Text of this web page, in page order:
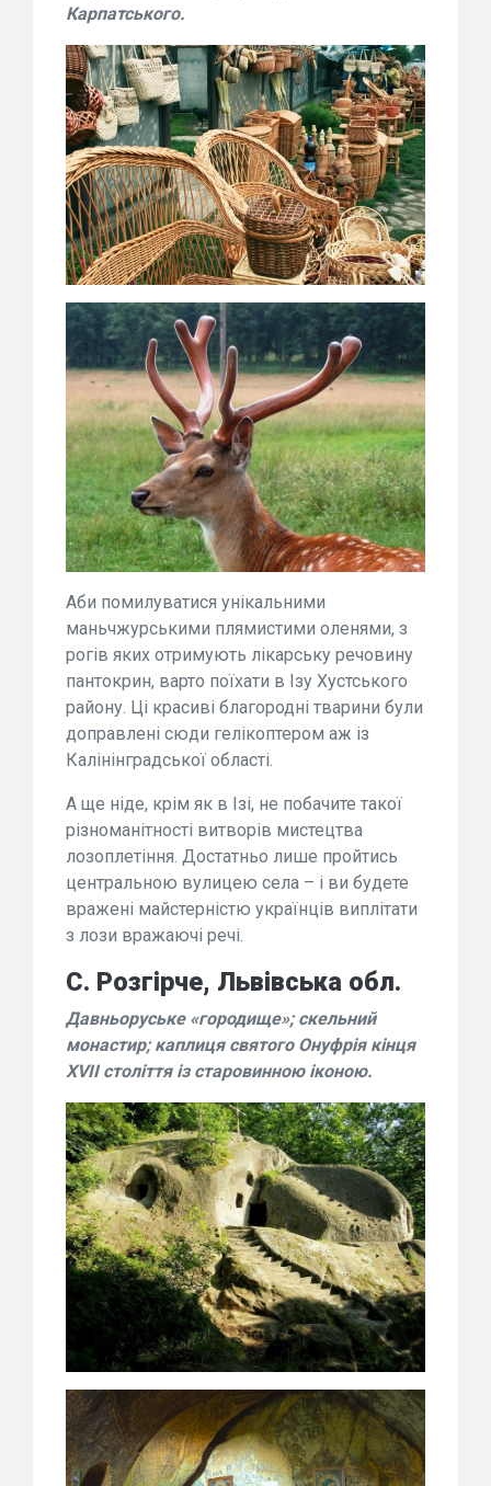
Карпатського.
Аби помилуватися унікальними
маньчжурськими плямистими оленями, з
рогів яких отримують лікарську речовину
пантокрин, варто поїхати в Ізу Хустського
району. Ці красиві благородні тварини були
доправлені сюди гелікоптером аж із
Калінінградської області.
А ще ніде, крім як в Ізі, не побачите такої
різноманітності витворів мистецтва
лозоплетіння. Достатньо лише пройтись
центральною вулицею села – і ви будете
вражені майстерністю українців виплітати
з лози вражаючі речі.
С. Розгірче, Львівська обл.
Давньоруське «городище»; скельний
монастир; каплиця святого Онуфрія кінця
ХVІІ століття із старовинною іконою.